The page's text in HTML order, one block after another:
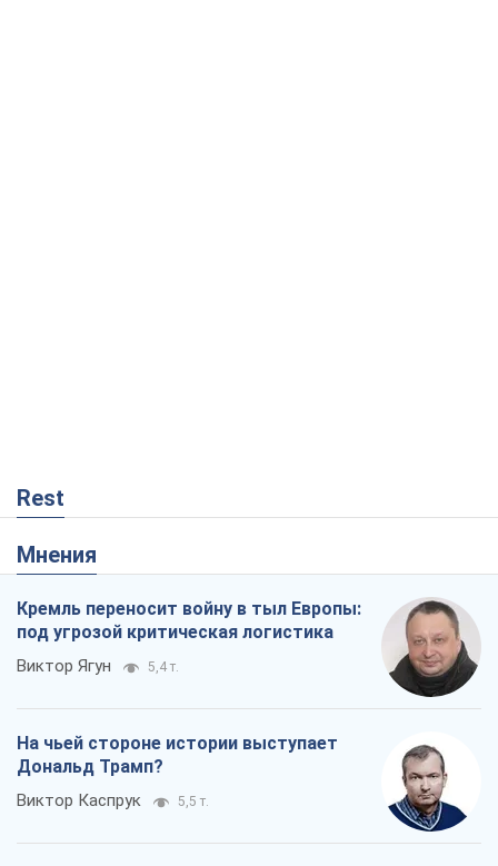
Rest
Мнения
Кремль переносит войну в тыл Европы:
под угрозой критическая логистика
Виктор Ягун 5,4 т.
На чьей стороне истории выступает
Дональд Трамп?
Виктор Каспрук 5,5 т.